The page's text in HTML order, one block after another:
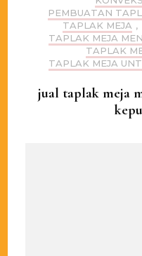
PEMBUATAN
TAPLAK MEJA ,
TAPLAK MEJA
TAPLAK
TAPLAK MEJA
jual taplak meja